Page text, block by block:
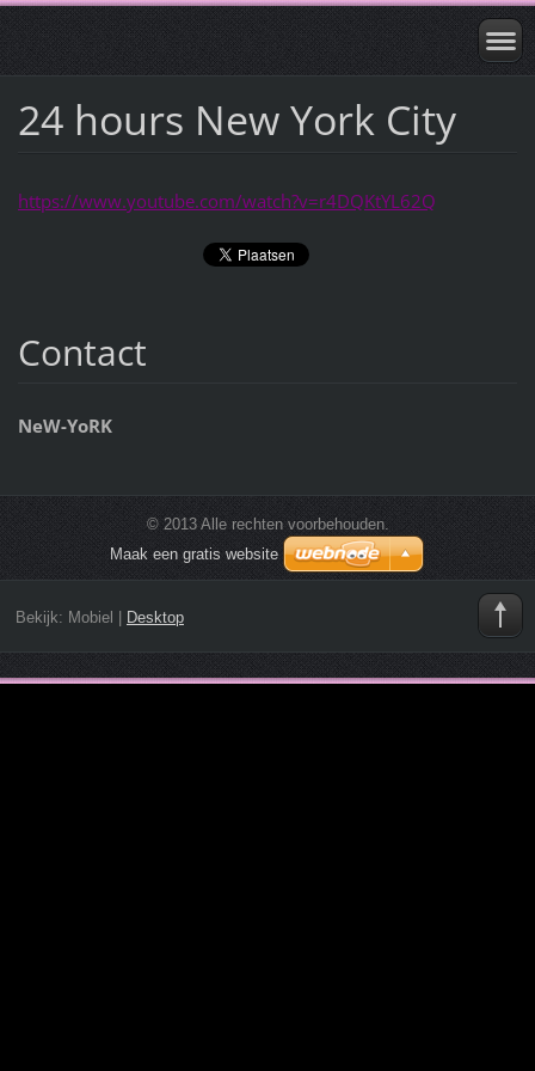
24 hours New York City
https://www.youtube.com/watch?v=r4DQKtYL62Q
Contact
NeW-YoRK
© 2013 Alle rechten voorbehouden.
Maak een gratis website
Bekijk: Mobiel | Desktop